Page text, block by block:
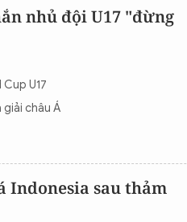
nhủ đội U17 "đừng
U17
giải châu Á
Indonesia sau thảm